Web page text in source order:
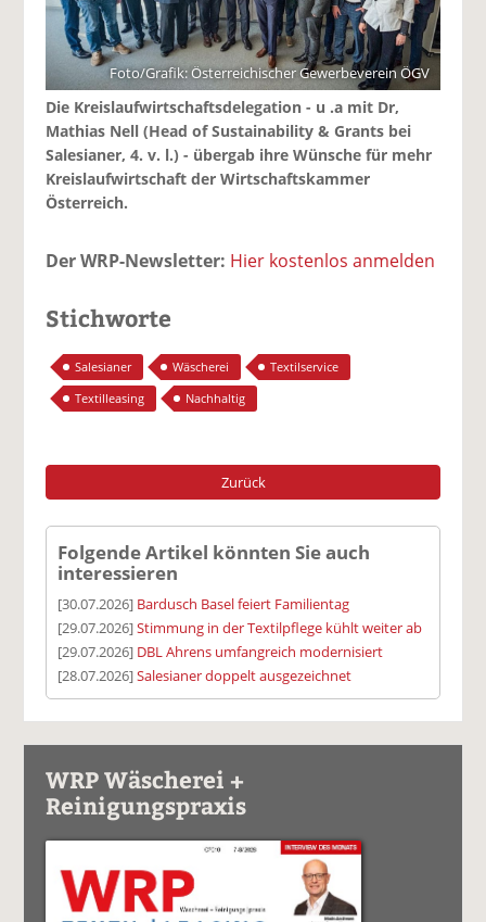
Foto/Grafik: Österreichischer Gewerbeverein ÖGV
Die Kreislaufwirtschaftsdelegation - u .a mit Dr,
Mathias Nell (Head of Sustainability & Grants bei
Salesianer, 4. v. l.) - übergab ihre Wünsche für mehr
Kreislaufwirtschaft der Wirtschaftskammer
Österreich.
Der WRP-Newsletter: Hier kostenlos anmelden
Stichworte
Salesianer Wäscherei
Textilservice
Textilleasing
Nachhaltig
Zurück
Folgende Artikel könnten Sie auch
interessieren
[30.07.2026] Bardusch Basel feiert Familientag
[29.07.2026]Stimmung in der Textilpflege kühlt weiter ab
[29.07.2026] DBL Ahrens umfangreich modernisiert
[28.07.2026]Salesianer doppelt ausgezeichnet
WRP Wäscherei +
Reinigungspraxis